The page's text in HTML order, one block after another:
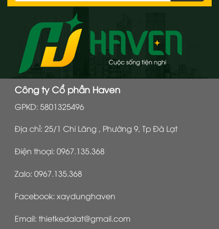
Công ty Cổ phần Haven
GPKD: 5801325496
Địa chỉ: 25/1 Chi Lăng , Phường 9, Tp Đà Lạt
Điện thoại: 0967.135.368
Zalo: 0967.135.368
Facebook: xaydunghaven
Email: thietkedalat@gmail.com